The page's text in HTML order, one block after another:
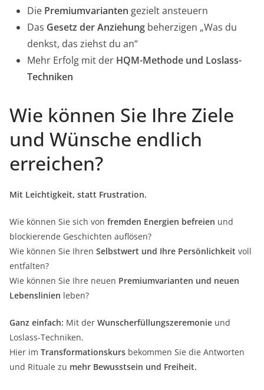
Die Premiumvarianten gezielt ansteuern
Das Gesetz der Anziehung beherzigen „Was du
denkst, das ziehst du an“
Mehr Erfolg mit der HQM-Methode und Loslass-
Techniken
Wie können Sie Ihre Ziele
und Wünsche endlich
erreichen?
Mit Leichtigkeit, statt Frustration.
Wie können Sie sich von fremden Energien befreien und
blockierende Geschichten auflösen?
Wie können Sie Ihren Selbstwert und Ihre Persönlichkeit voll
entfalten?
Wie können Sie Ihre neuen Premiumvarianten und neuen
Lebenslinien leben?
Ganz einfach: Mit der Wunscherfüllungszeremonie und
Loslass-Techniken.
Hier im Transformationskurs bekommen Sie die Antworten
und Rituale zu mehr Bewusstsein und Freiheit.